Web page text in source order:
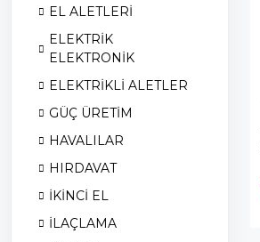
EL ALETLERİ
ELEKTRİK
ELEKTRONİK
ELEKTRİKLİ ALETLER
GÜÇ ÜRETİM
HAVALILAR
HIRDAVAT
İKİNCİ EL
İLAÇLAMA